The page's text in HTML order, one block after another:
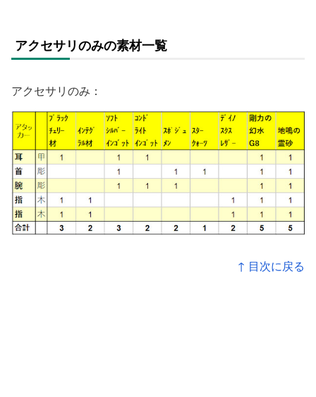
アクセサリのみの素材一覧
アクセサリのみ：
↑ 目次に戻る